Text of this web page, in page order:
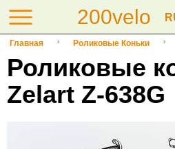
200velo
Главная Роликовые Коньки
Роликовые
Zelart Z-638G